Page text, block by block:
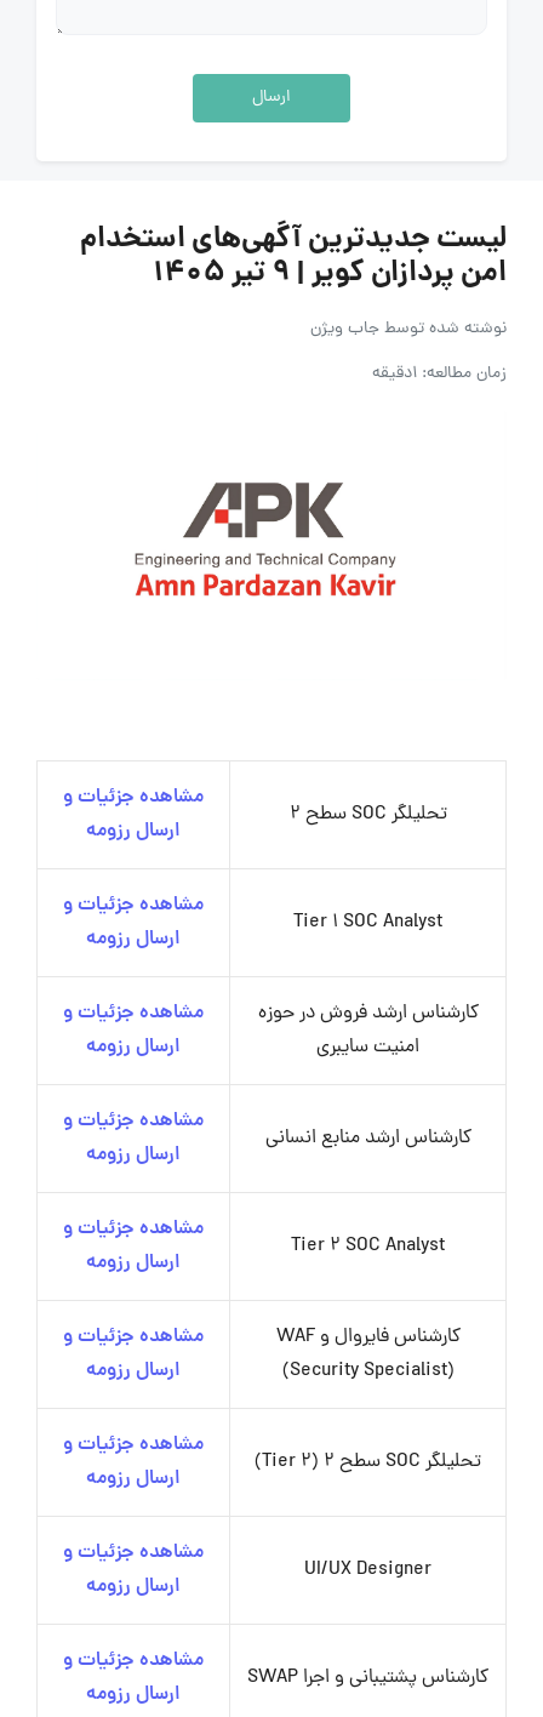
ارسال
لیست جدیدترین آگهی‌های استخدام
امن پردازان کویر | ۹ تیر ۱۴۰۵
نوشته شده توسطجاب ویژن
زمان مطالعه: 1دقیقه
تحلیلگر SOC سطح 2
مشاهده جزئیات و
ارسال رزومه
Tier 1 SOC Analyst
مشاهده جزئیات و
ارسال رزومه
کارشناس ارشد فروش در حوزه
امنیت سایبری
مشاهده جزئیات و
ارسال رزومه
کارشناس ارشد منابع انسانی
مشاهده جزئیات و
ارسال رزومه
Tier 2 SOC Analyst
مشاهده جزئیات و
ارسال رزومه
کارشناس فایروال و WAF
(Security Specialist)
مشاهده جزئیات و
ارسال رزومه
تحلیلگر SOC سطح 2 (Tier 2)
مشاهده جزئیات و
ارسال رزومه
UI/UX Designer
مشاهده جزئیات و
ارسال رزومه
کارشناس پشتیبانی و اجرا SWAP
مشاهده جزئیات و
ارسال رزومه